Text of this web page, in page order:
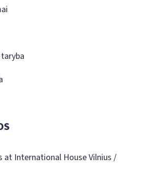
at International House Vilnius /